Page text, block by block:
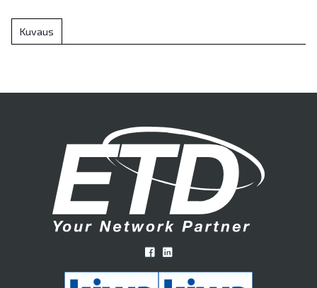
Kuvaus